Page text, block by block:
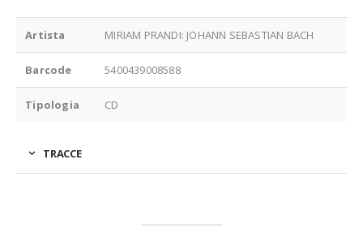
Artista MIRIAM PRANDI: JOHANN SEBASTIAN BACH
Barcode 5400439008588
Tipologia CD
TRACCE